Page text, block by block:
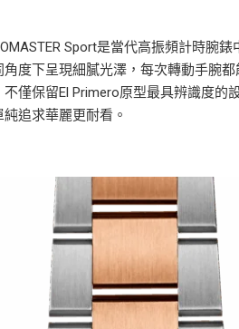
Sport是當代高振頻計時腕
度下呈現細膩光澤，每次轉動手腕
僅保留El Primero原型最具辨識度的
追求華麗更耐看。